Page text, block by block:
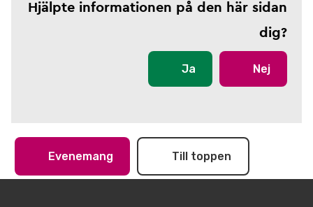
Hjälpte informationen på den här sidan
dig?
Ja Nej
Evenemang Till toppen